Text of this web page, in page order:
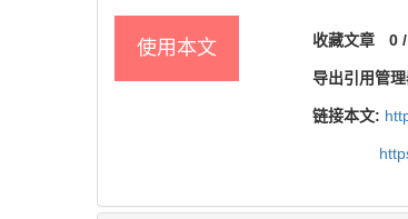
使用本文 收藏文章 0
导出引用管
链接本文: